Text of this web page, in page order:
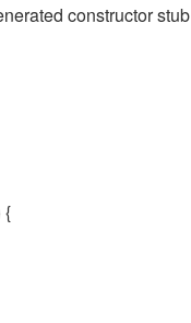
constructor stub
{